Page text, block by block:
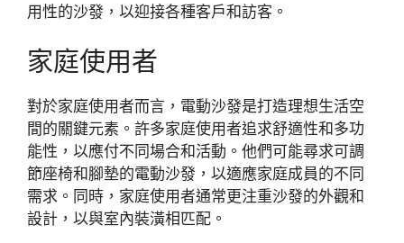
用性的沙發，以迎接各種客戶和訪客。
家庭使用者
對於家庭使用者而言，電動沙發是打造理想生活空
間的關鍵元素。許多家庭使用者追求舒適性和多功
能性，以應付不同場合和活動。他們可能尋求可調
節座椅和腳墊的電動沙發，以適應家庭成員的不同
需求。同時，家庭使用者通常更注重沙發的外觀和
設計，以與室內裝潢相匹配。